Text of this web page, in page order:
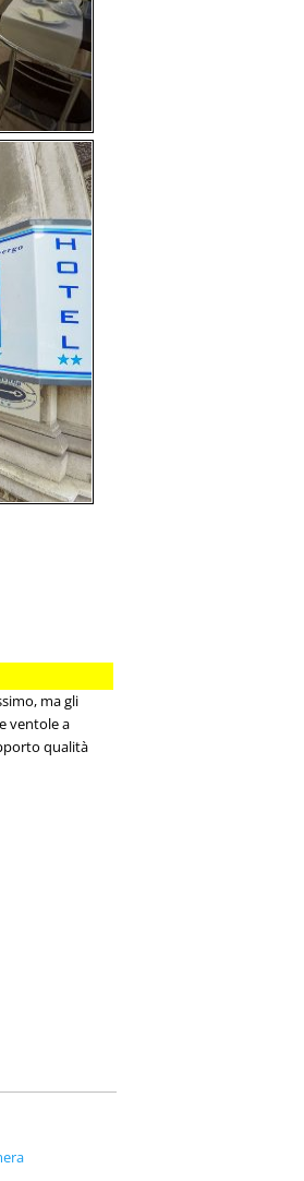
ma gli
ventole a
qualità